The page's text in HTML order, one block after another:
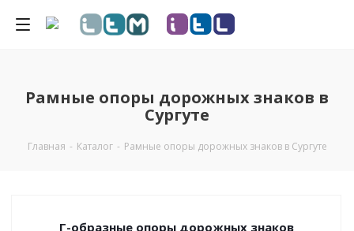
Рамные опоры дорожных знаков в
Сургуте
Главная - Каталог - Рамные опоры дорожных знаков в Сургуте
Г-образные опоры дорожных знаков